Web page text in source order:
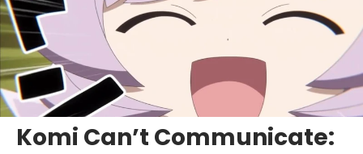
Komi Can’t Communicate: